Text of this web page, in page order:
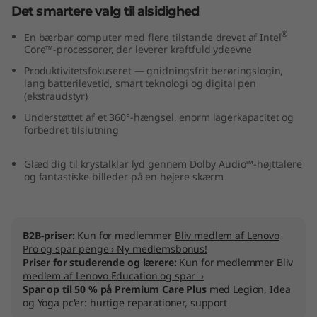
n
Det smartere valg til alsidighed
En bærbar computer med flere tilstande drevet af Intel®
Core™-processorer, der leverer kraftfuld ydeevne
Produktivitetsfokuseret — gnidningsfrit berøringslogin,
lang batterilevetid, smart teknologi og digital pen
(ekstraudstyr)
Understøttet af et 360°-hængsel, enorm lagerkapacitet og
forbedret tilslutning
Glæd dig til krystalklar lyd gennem Dolby Audio™-højttalere
og fantastiske billeder på en højere skærm
B2B-priser: Kun for medlemmer Bliv medlem af Lenovo
Pro og spar penge › Ny medlemsbonus!
Priser for studerende og lærere: Kun for medlemmer Bliv
medlem af Lenovo Education og spar ›
Spar op til 50 % på Premium Care Plusmed Legion, Idea
og Yoga pc'er: hurtige reparationer, support